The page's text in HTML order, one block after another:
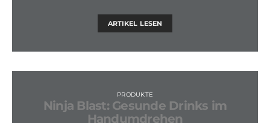
ARTIKEL LESEN
PRODUKTE
Ninja Blast: Gesunde Drinks im
Handumdrehen